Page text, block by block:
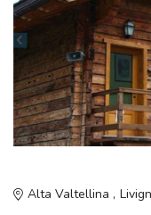
Alta Valtellina